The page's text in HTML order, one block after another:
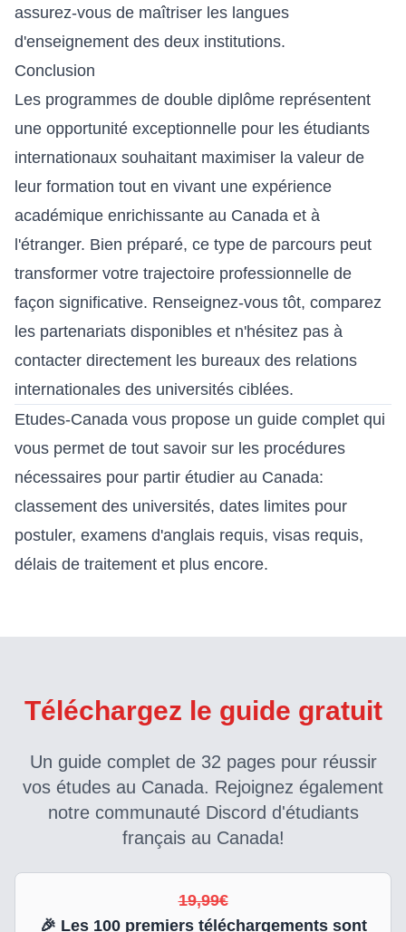
assurez-vous de maîtriser les langues
d'enseignement des deux institutions.
Conclusion
Les programmes de double diplôme représentent
une opportunité exceptionnelle pour les étudiants
internationaux souhaitant maximiser la valeur de
leur formation tout en vivant une expérience
académique enrichissante au Canada et à
l'étranger. Bien préparé, ce type de parcours peut
transformer votre trajectoire professionnelle de
façon significative. Renseignez-vous tôt, comparez
les partenariats disponibles et n'hésitez pas à
contacter directement les bureaux des relations
internationales des universités ciblées.
Etudes-Canada vous propose un guide complet qui
vous permet de tout savoir sur les procédures
nécessaires pour partir étudier au Canada:
classement des universités, dates limites pour
postuler, examens d'anglais requis, visas requis,
délais de traitement et plus encore.
Téléchargez le guide gratuit
Un guide complet de 32 pages pour réussir
vos études au Canada. Rejoignez également
notre communauté Discord d'étudiants
français au Canada!
19,99€
🎉 Les 100premiers téléchargements sont